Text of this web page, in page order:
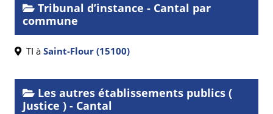
Tribunal d’instance - Cantal par
commune
TI à Saint-Flour (15100)
Les autres établissements publics (
Justice ) - Cantal